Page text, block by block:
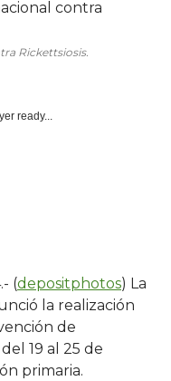
Rickettsiosis.
ready...
(depositphotos) La
la realización
de
19 al 25 de
primaria.